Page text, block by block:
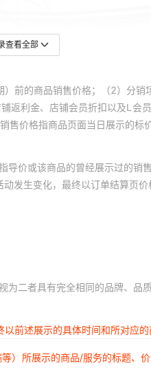
查看全部
前的商品销售价格；（2）分
利金、店铺会员折扣以及L
价格指商品页面当日展示的标
价或该商品的曾经展示过的销
发生变化，最终以订单结算页价
二者具有完全相同的品牌、品质
前述展示的具体时间和所对应的
所展示的商品/服务的标题